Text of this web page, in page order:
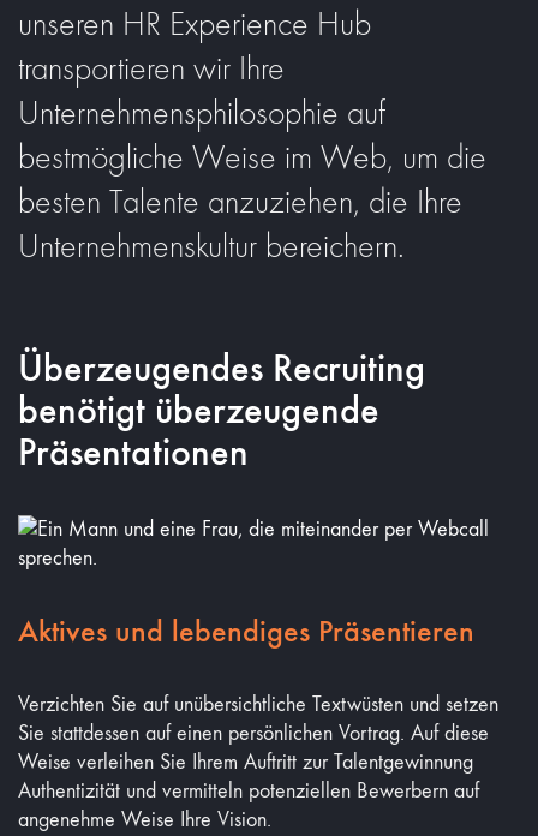
unseren HR Experience Hub
transportieren wir Ihre
Unternehmensphilosophie auf
bestmögliche Weise im Web, um die
besten Talente anzuziehen, die Ihre
Unternehmenskultur bereichern.
Überzeugendes Recruiting
benötigt überzeugende
Präsentationen
Aktives und lebendiges Präsentieren
Verzichten Sie auf unübersichtliche Textwüsten und setzen
Sie stattdessen auf einen persönlichen Vortrag. Auf diese
Weise verleihen Sie Ihrem Auftritt zur Talentgewinnung
Authentizität und vermitteln potenziellen Bewerbern auf
angenehme Weise Ihre Vision.